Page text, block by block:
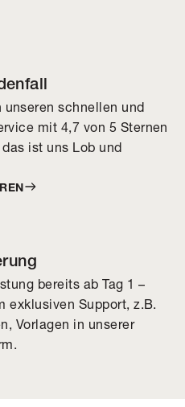
schnellen und
mit 4,7 von 5 Sternen
ist uns Lob und
bereits ab Tag 1 –
exklusiven Support, z.B.
Vorlagen in unserer